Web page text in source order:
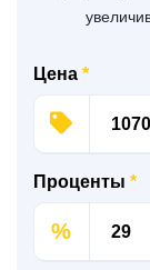
Цена *
Проценты *
%